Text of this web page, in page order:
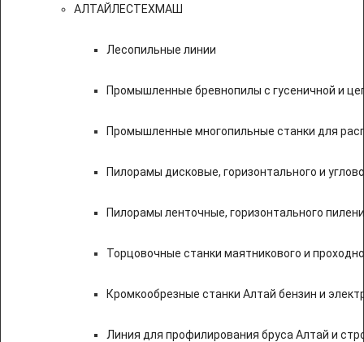
АЛТАЙЛЕСТЕХМАШ
Лесопильные линии
Промышленные бревнопилы с гусеничной и
Промышленные многопильные станки для
Пилорамы дисковые, горизонтального и
Пилорамы ленточные, горизонтального
Торцовочные станки маятникового и
Кромкообрезные станки Алтай бензин и
Линия для профилирования бруса Алтай и